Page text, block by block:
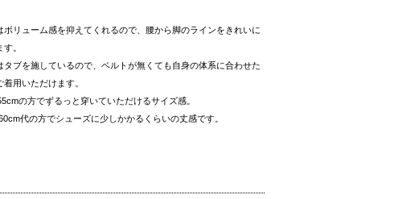
ボリューム感を抑えてくれるので、腰から脚のラインをきれいに
。
タブを施しているので、ベルトが無くても自身の体系に合わせた
用いただけます。
の方でずるっと穿いていただけるサイズ感。
代の方でシューズに少しかかるくらいの丈感です。